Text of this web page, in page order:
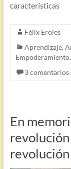
características
Félix Eroles
Aprendizaje,
Empoderamiento,
3 comentarios
En